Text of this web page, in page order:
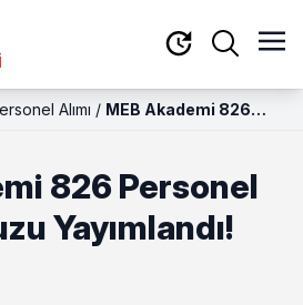
Alımı / MEB Akademi 826
İşte Şartlar
826 Personel
Yayımlandı!